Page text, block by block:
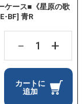
ケース■《星原の歌
BF] 青R
－ +
カートに
追加